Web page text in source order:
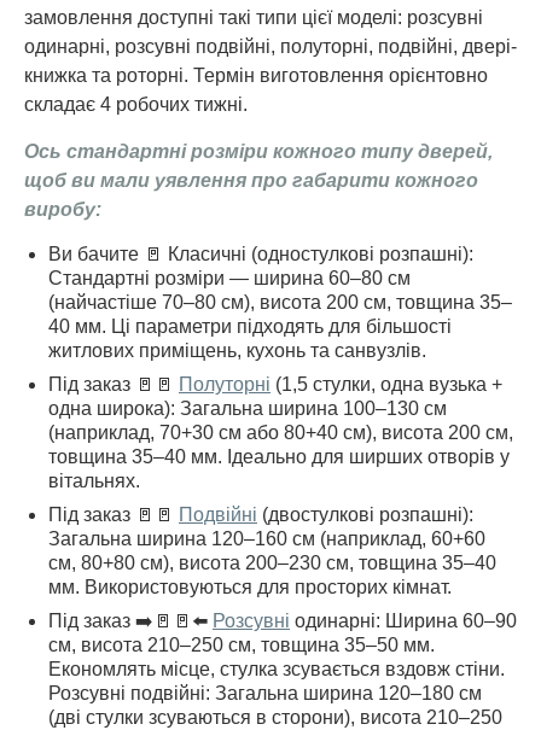
замовлення доступні такі типи цієї моделі: розсувні
одинарні, розсувні подвійні, полуторні, подвійні, двері-
книжка та роторні. Термін виготовлення орієнтовно
складає 4 робочих тижні.
Ось стандартні розміри кожного типу дверей,
щоб ви мали уявлення про габарити кожного
виробу:
Ви бачите 🚪 Класичні (одностулкові розпашні):
Стандартні розміри — ширина 60–80 см
(найчастіше 70–80 см), висота 200 см, товщина 35–
40 мм. Ці параметри підходять для більшості
житлових приміщень, кухонь та санвузлів.
Під заказ 🚪🚪 Полуторні (1,5 стулки, одна вузька +
одна широка): Загальна ширина 100–130 см
(наприклад, 70+30 см або 80+40 см), висота 200 см,
товщина 35–40 мм. Ідеально для ширших отворів у
вітальнях.
Під заказ 🚪🚪 Подвійні (двостулкові розпашні):
Загальна ширина 120–160 см (наприклад, 60+60
см, 80+80 см), висота 200–230 см, товщина 35–40
мм. Використовуються для просторих кімнат.
Під заказ ➡️🚪🚪⬅️ Розсувні одинарні: Ширина 60–90
см, висота 210–250 см, товщина 35–50 мм.
Економлять місце, стулка зсувається вздовж стіни.
Розсувні подвійні: Загальна ширина 120–180 см
(дві стулки зсуваються в сторони), висота 210–250